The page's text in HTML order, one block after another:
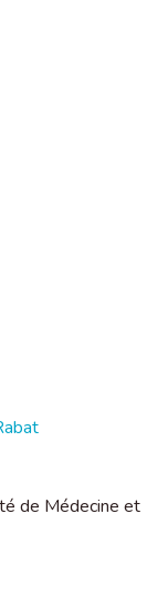
de Médecine et